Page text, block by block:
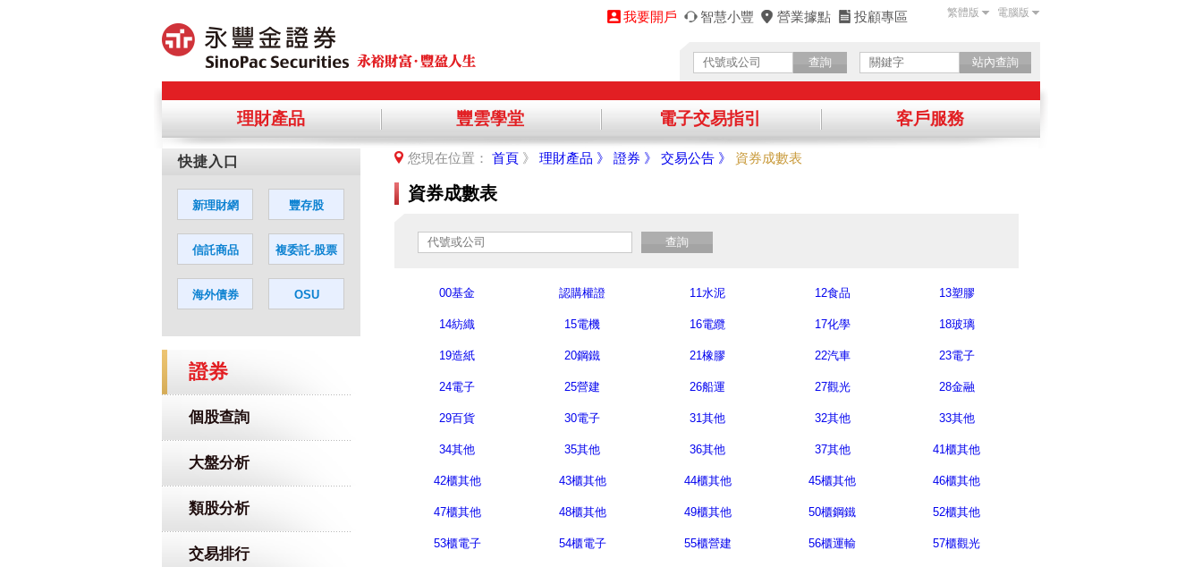
我要開戶 智慧小豐 營業據點 投顧專區 繁體版 電腦版
查詢 站內查詢
理財產品 豐雲學堂 電子交易指引 客戶服務
證券
個股查詢
大盤分析
類股分析
交易排行
您現在位置： 首頁 》 理財產品 》 證券 》 交易公告 》 資券成數表
資券成數表
查詢
00基金 認購權證 11水泥 12食品 13塑膠
14紡織 15電機 16電纜 17化學 18玻璃
19造紙 20鋼鐵 21橡膠 22汽車 23電子
24電子 25營建 26船運 27觀光 28金融
29百貨 30電子 31其他 32其他 33其他
34其他 35其他 36其他 37其他 41櫃其他
42櫃其他 43櫃其他 44櫃其他 45櫃其他 46櫃其他
47櫃其他 48櫃其他 49櫃其他 50櫃鋼鐵 52櫃其他
53櫃電子 54櫃電子 55櫃營建 56櫃運輸 57櫃觀光
您若同意繼續進入該網站，請點選「確認」，不同意請點選「取消」，謝謝！